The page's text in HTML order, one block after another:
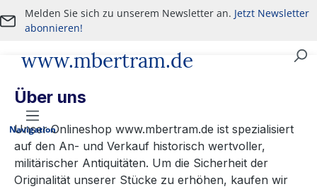
Zum Hauptinhalt springen
Melden Sie sich zu unserem Newsletter an. Jetzt Newsletter
abonnieren!
www.mbertram.de
Navigation
Über uns
Unser Onlineshop www.mbertram.de ist spezialisiert
auf den An- und Verkauf historisch wertvoller,
militärischer Antiquitäten. Um die Sicherheit der
Originalität unserer Stücke zu erhöhen, kaufen wir